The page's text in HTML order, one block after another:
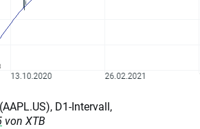
D1-Intervall,
von XTB